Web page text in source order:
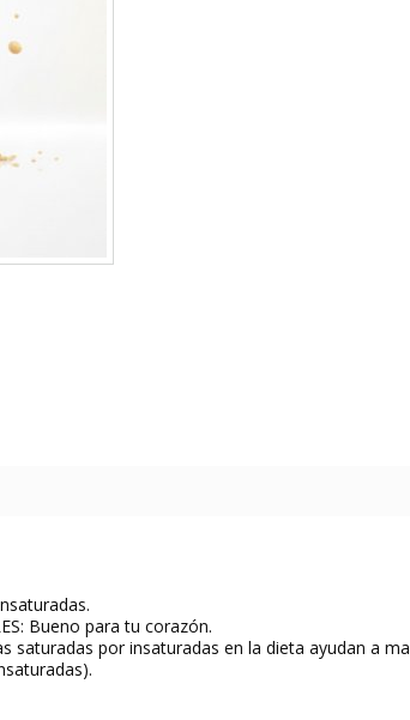
Bueno para tu corazón.
saturadas por insaturadas en la dieta ayudan a